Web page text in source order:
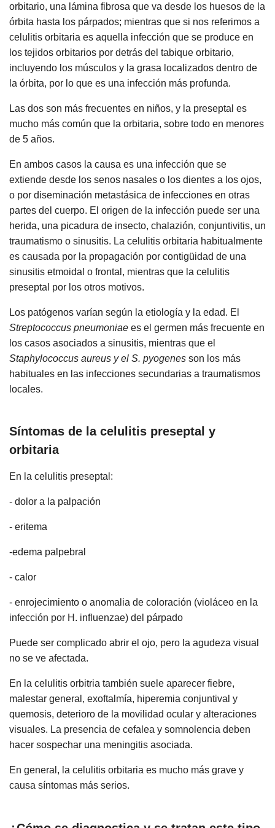
orbitario, una lámina fibrosa que va desde los huesos de la
órbita hasta los párpados; mientras que si nos referimos a
celulitis orbitaria es aquella infección que se produce en
los tejidos orbitarios por detrás del tabique orbitario,
incluyendo los músculos y la grasa localizados dentro de
la órbita, por lo que es una infección más profunda.
Las dos son más frecuentes en niños, y la preseptal es
mucho más común que la orbitaria, sobre todo en menores
de 5 años.
En ambos casos la causa es una infección que se
extiende desde los senos nasales o los dientes a los ojos,
o por diseminación metastásica de infecciones en otras
partes del cuerpo. El origen de la infección puede ser una
herida, una picadura de insecto, chalazión, conjuntivitis, un
traumatismo o sinusitis. La celulitis orbitaria habitualmente
es causada por la propagación por contigüidad de una
sinusitis etmoidal o frontal, mientras que la celulitis
preseptal por los otros motivos.
Los patógenos varían según la etiología y la edad. El
Streptococcus pneumoniae es el germen más frecuente en
los casos asociados a sinusitis, mientras que el
Staphylococcus aureus y el S. pyogenes son los más
habituales en las infecciones secundarias a traumatismos
locales.
Síntomas de la celulitis preseptal y
orbitaria
En la celulitis preseptal:
- dolor a la palpación
- eritema
-edema palpebral
- calor
- enrojecimiento o anomalia de coloración (violáceo en la
infección por H. influenzae) del párpado
Puede ser complicado abrir el ojo, pero la agudeza visual
no se ve afectada.
En la celulitis orbitria también suele aparecer fiebre,
malestar general, exoftalmía, hiperemia conjuntival y
quemosis, deterioro de la movilidad ocular y alteraciones
visuales. La presencia de cefalea y somnolencia deben
hacer sospechar una meningitis asociada.
En general, la celulitis orbitaria es mucho más grave y
causa síntomas más serios.